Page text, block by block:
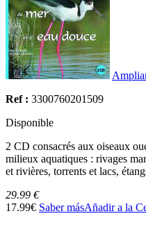
Ref : 3300760201509
Disponible
2 CD consacrés aux oiseaux
milieux aquatiques : rivages
et rivières, torrents et lacs,
29.99 €
17.99€ Saber másAñadir a la